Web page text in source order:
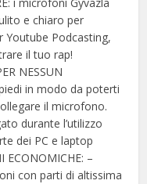
i microfoni Gyvazla
e chiaro per
Youtube Podcasting,
il tuo rap!
NESSUN
in modo da poterti
il microfono.
durante l’utilizzo
dei PC e laptop
ECONOMICHE: –
con parti di altissima